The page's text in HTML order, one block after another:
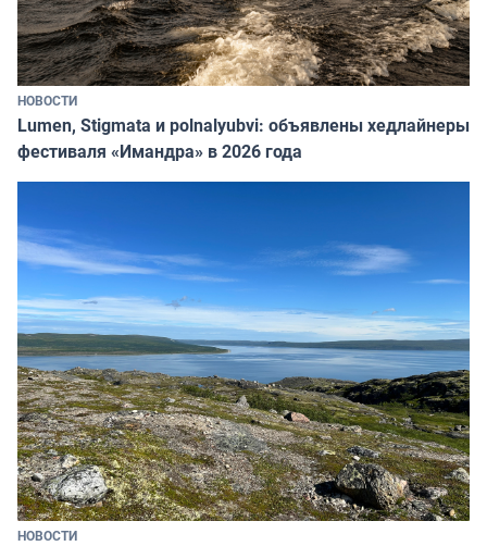
НОВОСТИ
Lumen, Stigmata и polnalyubvi: объявлены хедлайнеры
фестиваля «Имандра» в 2026 года
НОВОСТИ